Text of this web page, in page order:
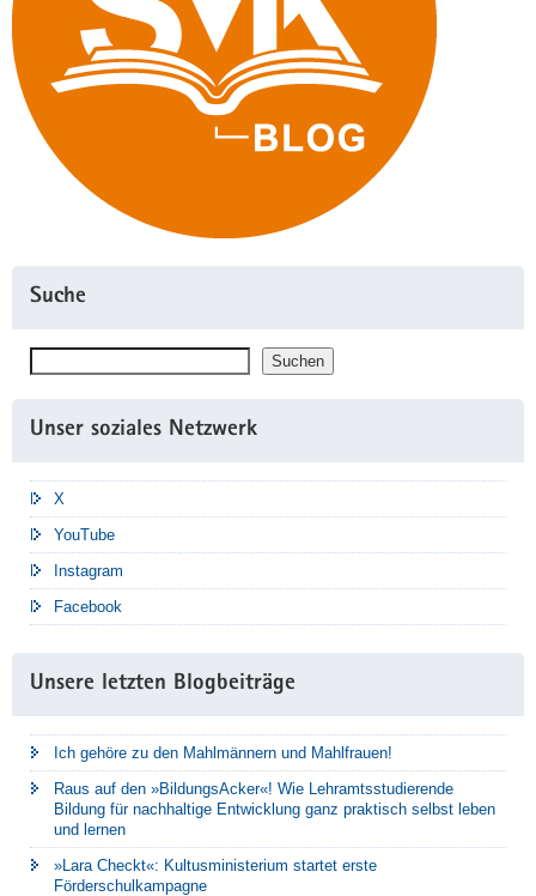
Suche
Suchen Suchen
Unser soziales Netzwerk
X
YouTube
Instagram
Facebook
Unsere letzten Blogbeiträge
Ich gehöre zu den Mahlmännern und Mahlfrauen!
Raus auf den »BildungsAcker«! Wie Lehramtsstudierende
Bildung für nachhaltige Entwicklung ganz praktisch selbst leben
und lernen
»Lara Checkt«: Kultusministerium startet erste
Förderschulkampagne